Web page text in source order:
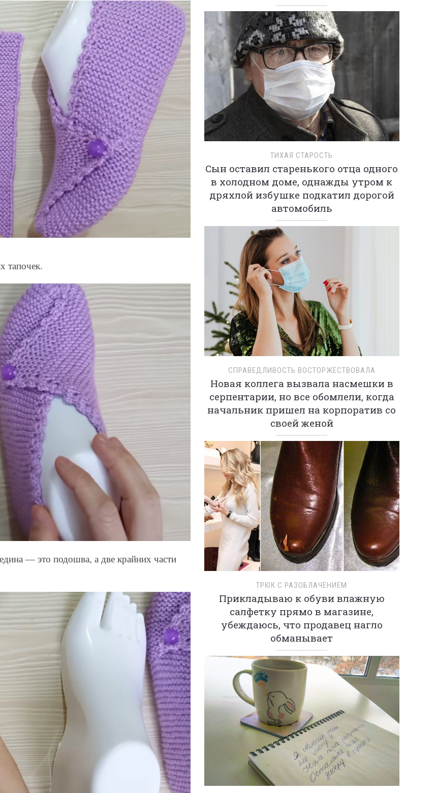
тапочек.
— это подошва, а две крайних части
ТИХАЯ СТАРОСТЬ
Сын оставил старенького отца одного
в холодном доме, однажды утром к
дряхлой избушке подкатил дорогой
автомобиль
СПРАВЕДЛИВОСТЬ ВОСТОРЖЕСТВОВАЛА
Новая коллега вызвала насмешки в
серпентарии, но все обомлели, когда
начальник пришел на корпоратив со
своей женой
ТРЮК С РАЗОБЛАЧЕНИЕМ
Прикладываю к обуви влажную
салфетку прямо в магазине,
убеждаюсь, что продавец нагло
обманывает